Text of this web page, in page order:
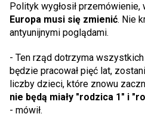
Polityk wygłosił przemówienie,
Europa musi się zmienić. Nie
antyunijnymi poglądami.
- Ten rząd dotrzyma
będzie pracował pięć lat,
liczby dzieci, które znowu
nie będą miały "rodzica 1" i
- mówił.